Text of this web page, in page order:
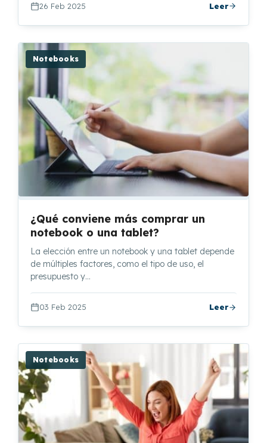
26 Feb 2025 Leer
Notebooks
¿Qué conviene más comprar un
notebook o una tablet?
La elección entre un notebook y una tablet depende
de múltiples factores, como el tipo de uso, el
presupuesto y…
03 Feb 2025 Leer
Notebooks